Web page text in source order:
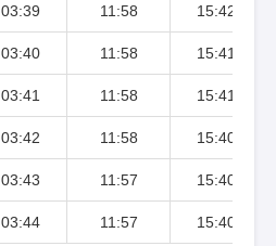
03:39 11:58 15:42
03:40 11:58 15:41
03:41 11:58 15:41
03:42 11:58 15:40
03:43 11:57 15:40
03:44 11:57 15:40